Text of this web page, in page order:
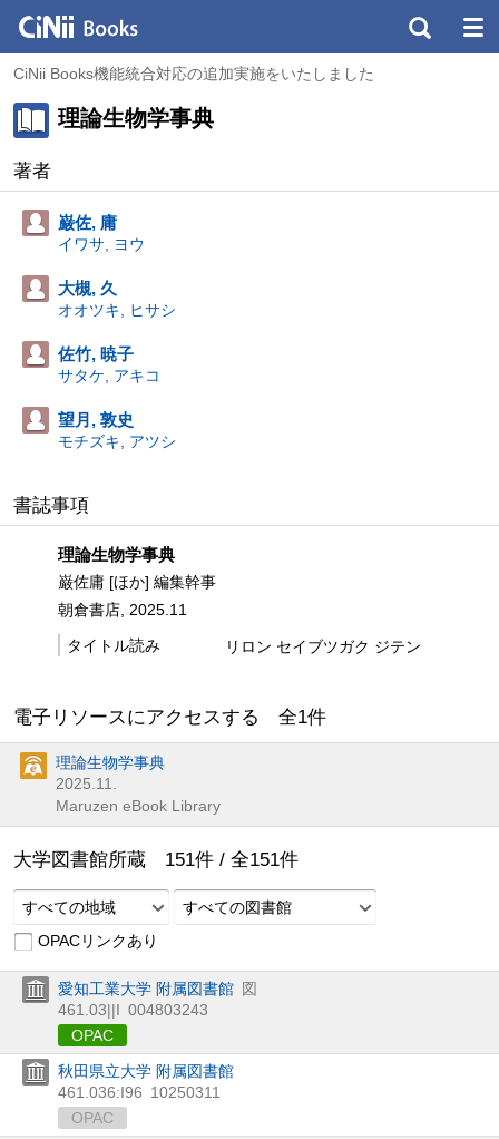
CiNii Books機能統合対応の追加実施をいたしました
理論生物学事典
著者
巌佐, 庸
イワサ, ヨウ
大槻, 久
オオツキ, ヒサシ
佐竹, 暁子
サタケ, アキコ
望月, 敦史
モチズキ, アツシ
書誌事項
理論生物学事典
巌佐庸 [ほか] 編集幹事
朝倉書店, 2025.11
タイトル読み
リロン セイブツガク ジテン
電子リソースにアクセスする 全1件
理論生物学事典
2025.11.
Maruzen eBook Library
大学図書館所蔵 151件 / 全151件
すべての地域
すべての図書館
OPACリンクあり
愛知工業大学 附属図書館 図
461.03||I 004803243
OPAC
秋田県立大学 附属図書館
461.036:I96 10250311
OPAC